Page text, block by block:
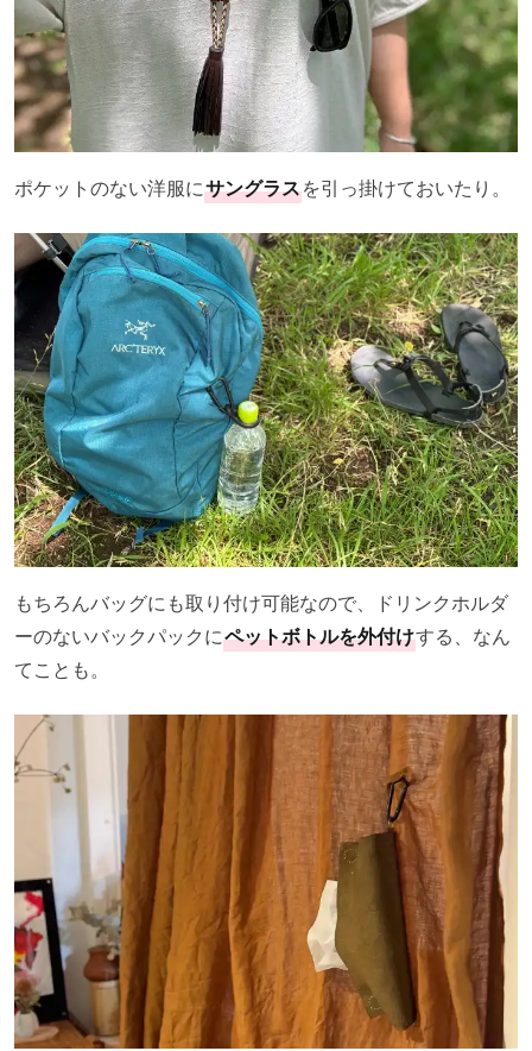
ポケットのない洋服にサングラスを引っ掛けておいたり。
もちろんバッグにも取り付け可能なので、ドリンクホルダ
ーのないバックパックにペットボトルを外付けする、なん
てことも。